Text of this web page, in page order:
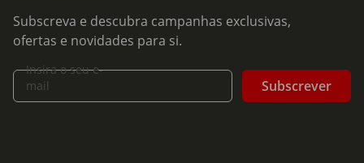
Subscreva e descubra campanhas exclusivas,
ofertas e novidades para si.
Insira o seu e-
mail
Subscrever